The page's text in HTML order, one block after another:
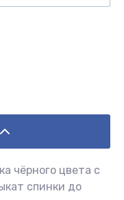
чёрного цвета с
спинки до